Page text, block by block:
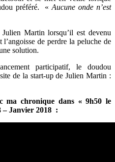
préféré. «Aucune onde n’est
Martin lorsqu’il est devenu
de perdre la peluche de
solution.
participatif, le doudou
de la start-up de Julien Martin :
ma chronique dans « 9h50 le
– Janvier 2018 :